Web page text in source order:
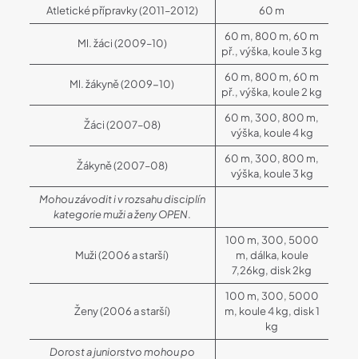
Atletické přípravky (2011–2012)
60 m
Ml. žáci (2009–10)
60 m, 800 m, 60 m
př., výška, koule 3 kg
Ml. žákyně (2009-10)
60 m, 800 m, 60 m
př., výška, koule 2 kg
Žáci (2007–08)
60 m, 300, 800 m,
výška, koule 4 kg
Žákyně (2007–08)
60 m, 300, 800 m,
výška, koule 3 kg
Mohou závodit i v rozsahu disciplín
kategorie muži a ženy OPEN.
Muži (2006 a starší)
100 m, 300, 5000
m, dálka, koule
7,26kg, disk 2kg
Ženy (2006 a starší)
100 m, 300, 5000
m, koule 4 kg, disk 1
kg
Dorost a juniorstvo mohou po